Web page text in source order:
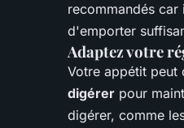
recommandés
d'emporter
Adaptez votre
Votre appétit peut
digérer pour
digérer, comme